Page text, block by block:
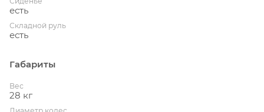
есть
Складной руль
есть
Габариты
Вес
28 кг